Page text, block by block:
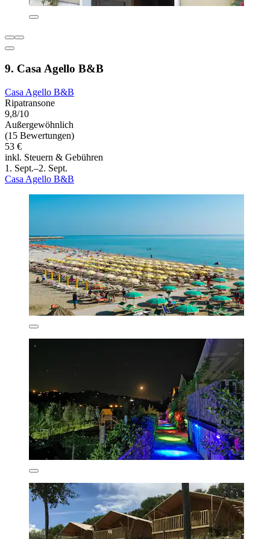
9. Casa Agello B&B
Casa Agello B&B
Ripatransone
9,8/10
Außergewöhnlich
(15 Bewertungen)
53 €
inkl. Steuern & Gebühren
1. Sept.–2. Sept.
Casa Agello B&B